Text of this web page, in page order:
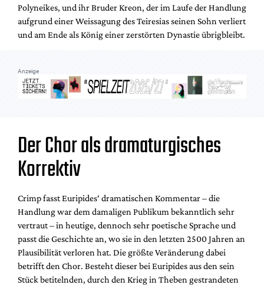
Polyneikes, und ihr Bruder Kreon, der im Laufe der Handlung
aufgrund einer Weissagung des Teiresias seinen Sohn verliert
und am Ende als König einer zerstörten Dynastie übrigbleibt.
Anzeige
Der Chor als dramaturgisches
Korrektiv
Crimp fasst Euripides‘ dramatischen Kommentar – die
Handlung war dem damaligen Publikum bekanntlich sehr
vertraut – in heutige, dennoch sehr poetische Sprache und
passt die Geschichte an, wo sie in den letzten 2500 Jahren an
Plausibilität verloren hat. Die größte Veränderung dabei
betrifft den Chor. Besteht dieser bei Euripides aus den sein
Stück betitelnden, durch den Krieg in Theben gestrandeten